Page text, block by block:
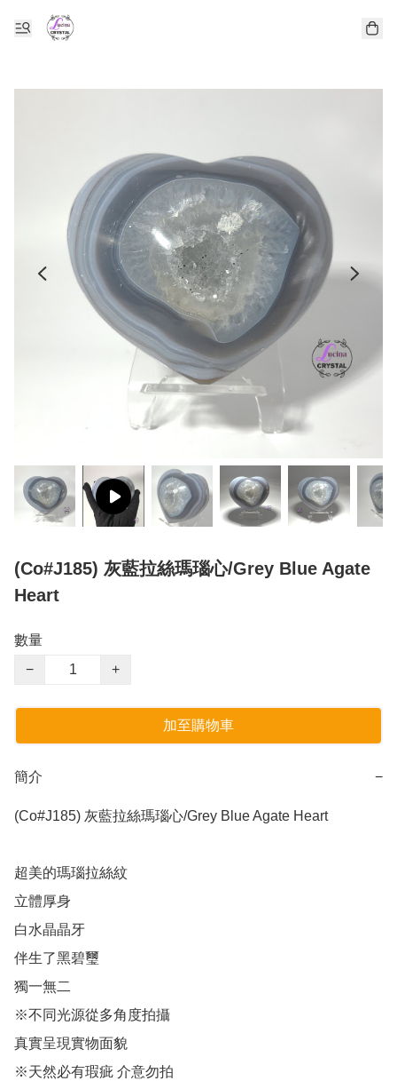
(Co#J185) 灰藍拉絲瑪瑙心/Grey Blue Agate
Heart
數量
−
+
加至購物車
簡介 −
(Co#J185) 灰藍拉絲瑪瑙心/Grey Blue Agate Heart
超美的瑪瑙拉絲紋
立體厚身
白水晶晶牙
伴生了黑碧璽
獨一無二
※不同光源從多角度拍攝
真實呈現實物面貌
※天然必有瑕疵 介意勿拍